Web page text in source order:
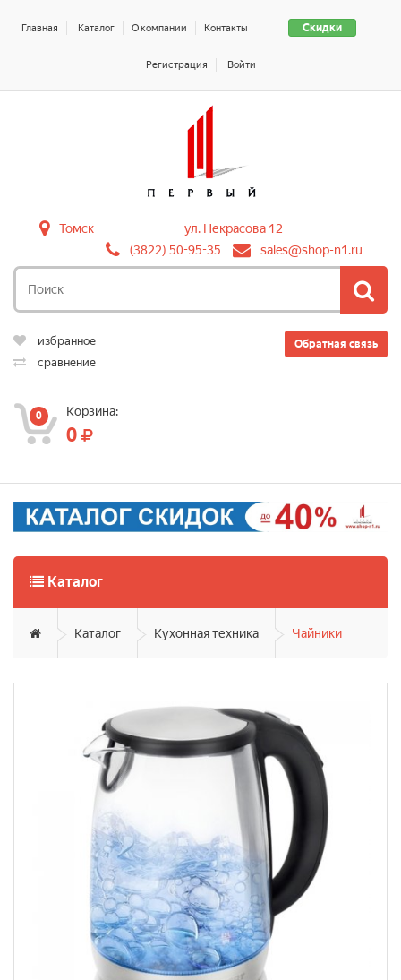
Скидки
Главная Каталог О компании Контакты
Регистрация Войти
Томск
ул. Некрасова 12
(3822) 50-95-35
sales@shop-n1.ru
Обратная связь
избранное
сравнение
0 Корзина:
0
Каталог
Каталог Кухонная техника Чайники